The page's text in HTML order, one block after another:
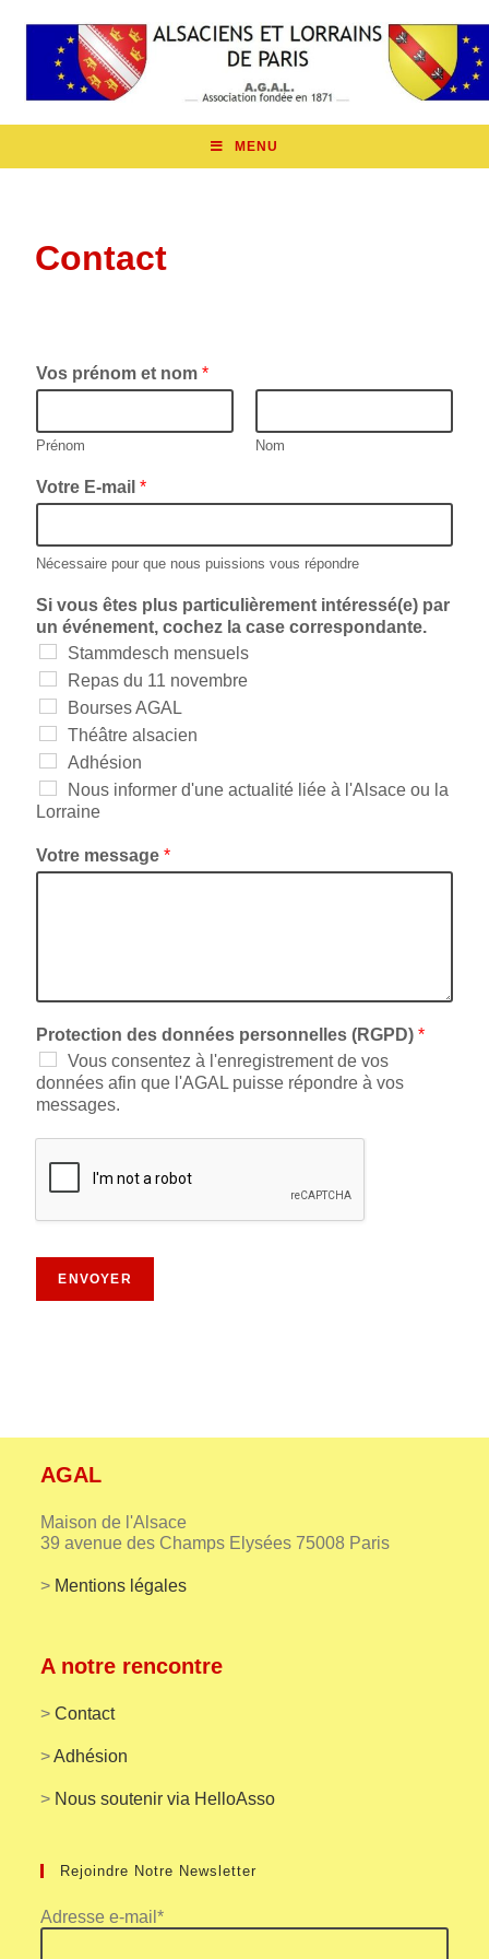
MENU
Contact
Vos prénom et nom*
Prénom Nom
Votre E-mail*
Nécessaire pour que nous puissions vous répondre
Si vous êtes plus particulièrement intéressé(e) par
un événement, cochez la case correspondante.
Stammdesch mensuels
Repas du 11 novembre
Bourses AGAL
Théâtre alsacien
Adhésion
Nous informer d'une actualité liée à l'Alsace ou la
Lorraine
Votre message*
Protection des données personnelles (RGPD)*
Vous consentez à l'enregistrement de vos
données afin que l'AGAL puisse répondre à vos
messages.
ENVOYER
AGAL
Maison de l'Alsace
39 avenue des Champs Elysées 75008 Paris
> Mentions légales
A notre rencontre
>Contact
>Adhésion
> Nous soutenir via HelloAsso
Rejoindre Notre Newsletter
Adresse e-mail*